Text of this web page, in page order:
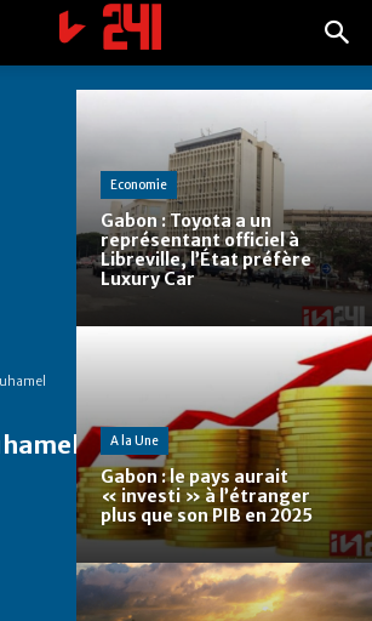
Economie
Gabon : Toyota a un
représentant officiel à
Libreville, l’État préfère
Luxury Car
A la Une
Gabon : le pays aurait
« investi » à l’étranger
plus que son PIB en 2025